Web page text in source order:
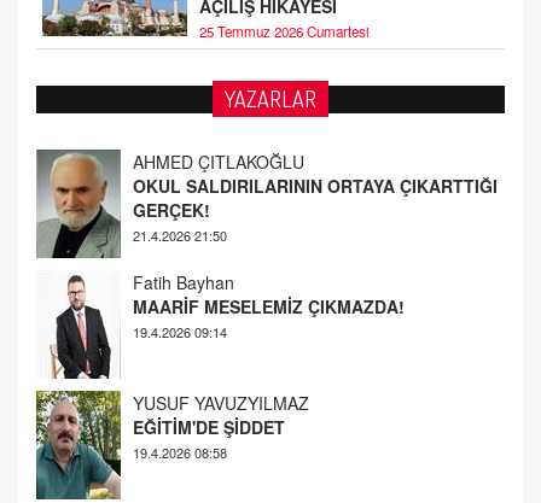
AÇILIŞ HİKAYESİ
25 Temmuz 2026 Cumartesi
YAZARLAR
AHMED ÇITLAKOĞLU
OKUL SALDIRILARININ ORTAYA ÇIKARTTIĞI
21.4.2026 21:50
Fatih Bayhan
MAARİF MESELEMİZ ÇIKMAZDA!
YUSUF YAVUZYILMAZ